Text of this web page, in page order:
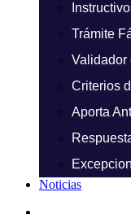
Trámite
Validador
Criterios
Aporta
Noticias